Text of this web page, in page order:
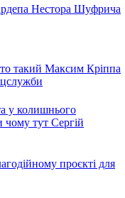
Нестора Шуфрича
такий Максим Кріппа
у колишнього
чому тут Сергій
проєкті для